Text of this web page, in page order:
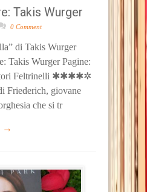
Takis Wurger
0 Comment
di Takis Wurger
Takis Wurger Pagine:
Feltrinelli ✱✱✱✱✲
Friederich, giovane
che si tr
→